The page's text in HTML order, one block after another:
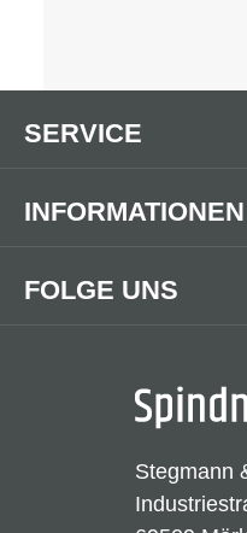
Stegmann
FOLGE UNS
SERVICE
INFORMATIONEN